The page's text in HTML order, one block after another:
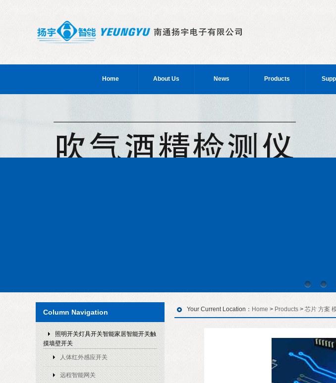
Home About Us News Products
Column Navigation
照明开关灯具开关智能家居智能开关触
摸墙壁开关
人体红外感应开关
远程智能网关
Your Current Location： Home > Products > 芯片 方案